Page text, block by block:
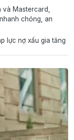
Mastercard,
chóng, an
lực nợ xấu gia tăng